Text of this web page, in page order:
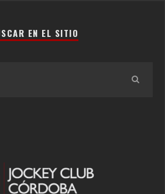
EN EL SITIO